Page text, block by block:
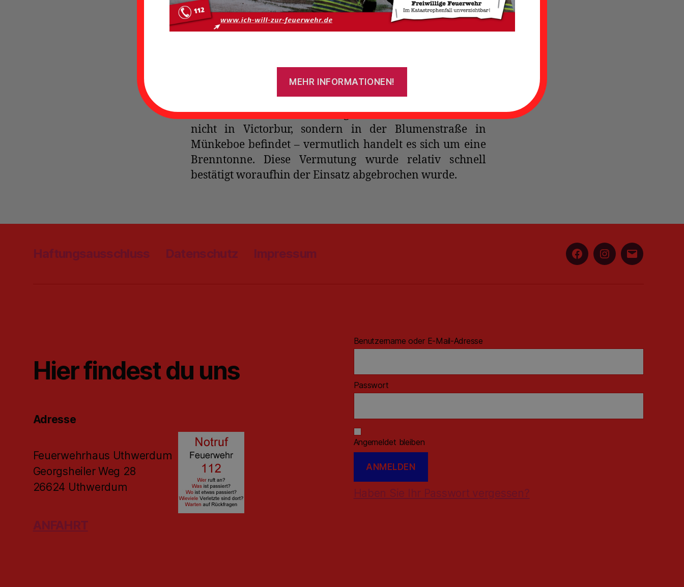
Lammershörn in Victorbur gemeldet.
Um 0.46 Uhr wurden die Feuerwehren Münkeboe-
Südbrookmerland sowie die DRK-Bereitschaft
Südbrookmerland alarmiert.
Nachdem die ersten Einsatzkräfte ausrückten kam von
der Leitstelle die Rückmeldung, dass sich die Einsatzstelle
nicht in Victorbur, sondern in der Blumenstraße in
Münkeboe befindet – vermutlich handelt es sich um eine
Brenntonne. Diese Vermutung wurde relativ schnell
bestätigt woraufhin der Einsatz abgebrochen wurde.
Haftungsausschluss Datenschutz Impressum FacebookInstagram
E-
Hier findest du uns
Adresse
Feuerwehrhaus Uthwerdum
Georgsheiler Weg 28
26624 Uthwerdum
ANFAHRT
Benutzername oder E-Mail-Adresse
Passwort
Angemeldet bleiben
Haben Sie Ihr Passwort vergessen?
MEHR INFORMATIONEN!